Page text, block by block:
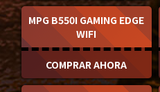
MPG B550I GAMING EDGE
WIFI
COMPRAR AHORA